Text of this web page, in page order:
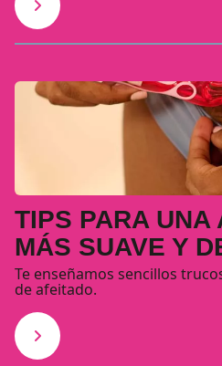
TIPS PARA UNA
MÁS SUAVE Y
Te enseñamos sencillos
de afeitado.